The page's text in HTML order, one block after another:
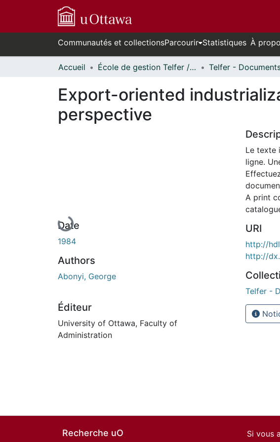
Communautés et collectionsParcourir Statistiques À
Accueil École de gestion Telfer // Telfer School of Management
Export-oriented
perspective
En cours de chargement...
Date
1984
Authors
Abonyi, George
Éditeur
University of Ottawa, Faculty of
Administration
Le texte
ligne.
A print
URI
http://
http://
Telfer -
Recherche uO
Si vous